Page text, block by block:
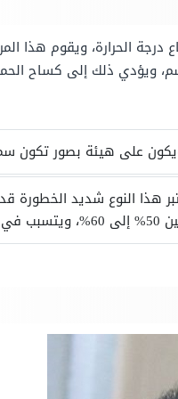
الحرارة، ويقوم هذا
ويؤدي ذلك إلى كساح
ويكون على هيئة بصور تكون
هذا النوع شديد